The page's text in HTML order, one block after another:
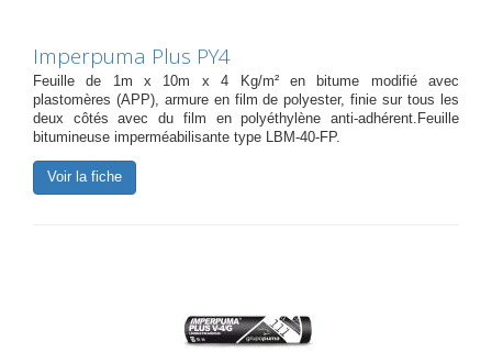
Imperpuma Plus PY4
Feuille de 1m x 10m x 4 Kg/m² en bitume modifié avec
plastomères (APP), armure en film de polyester, finie sur tous les
deux côtés avec du film en polyéthylène anti-adhérent.Feuille
bitumineuse imperméabilisante type LBM-40-FP.
Voir la fiche